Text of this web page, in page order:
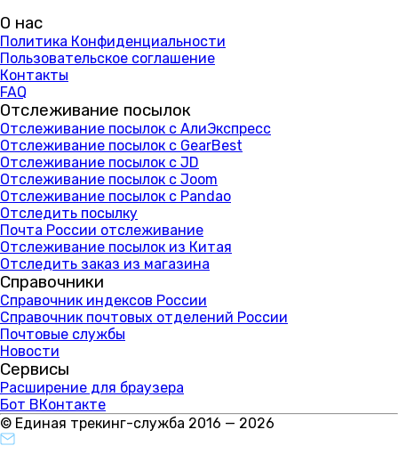
О нас
Политика Конфиденциальности
Пользовательское соглашение
Контакты
FAQ
Отслеживание посылок
Отслеживание посылок с АлиЭкспресс
Отслеживание посылок с GearBest
Отслеживание посылок с JD
Отслеживание посылок с Joom
Отслеживание посылок с Pandao
Отследить посылку
Почта России отслеживание
Отслеживание посылок из Китая
Отследить заказ из магазина
Справочники
Справочник индексов России
Справочник почтовых отделений России
Почтовые службы
Новости
Сервисы
Расширение для браузера
Бот ВКонтакте
© Единая трекинг-служба 2016 — 2026